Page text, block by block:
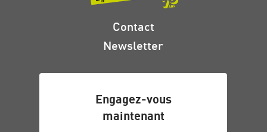
Contact
Newsletter
Engagez-vous
maintenant